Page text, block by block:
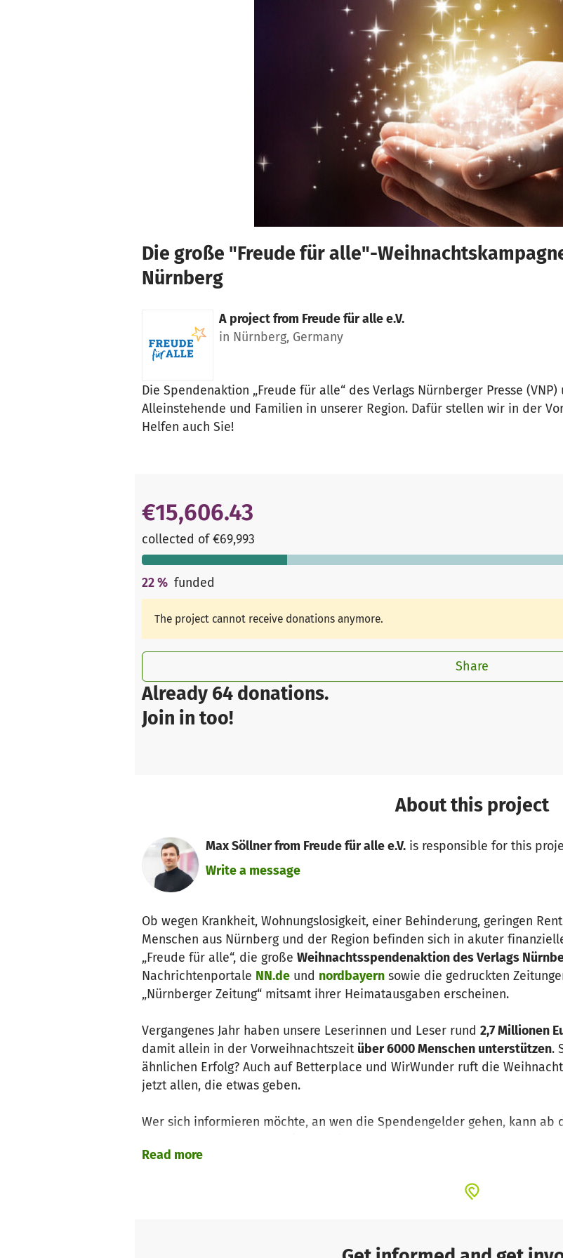
Die große "Freude für alle"-
Nürnberg
A project from Freude für alle e.V.
in Nürnberg, Germany
Die Spendenaktion „Freude für alle“ des Verlags Nürnberger Presse
Alleinstehende und Familien in unserer Region. Dafür stellen wir in der
Helfen auch Sie!
Already 64 donations.
Join in too!
€15,606.43
collected of €69,993
22% funded
The project cannot receive donations anymore.
Share
About this project
Max Söllner from Freude für alle e.V.is responsible for this
Write a message
Ob wegen Krankheit, Wohnungslosigkeit, einer Behinderung, geringen
Menschen aus Nürnberg und der Region befinden sich in akuter
„Freude für alle“, die große Weihnachtsspendenaktion des Verlags
Nachrichtenportale NN.de und nordbayern sowie die gedruckten
„Nürnberger Zeitung“ mitsamt ihrer Heimatausgaben erscheinen.
Vergangenes Jahr haben unsere Leserinnen und Leser rund 2,7 Millionen
damit allein in der Vorweihnachtszeit über 6000 Menschen unterstützen.
ähnlichen Erfolg? Auch auf Betterplace und WirWunder ruft die
jetzt allen, die etwas geben.
Wer sich informieren möchte, an wen die Spendengelder gehen, kann ab
Geschichten,
unabhängig von Alter, Geschlecht oder Herkunft. Die Bedürftigen
Read more